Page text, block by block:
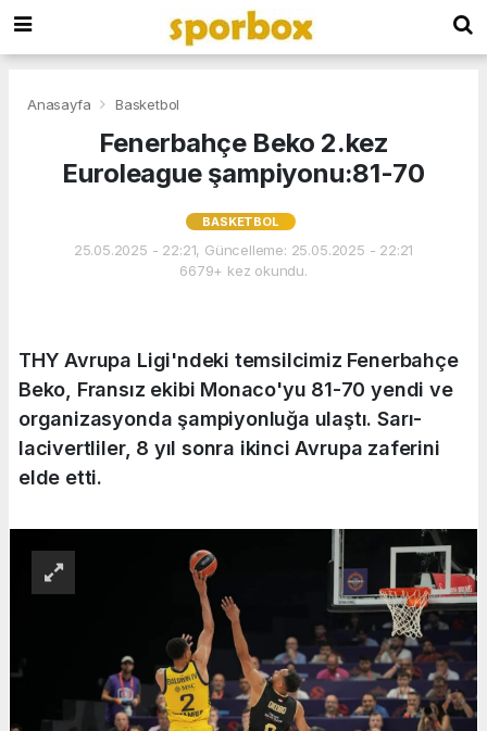
Anasayfa Basketbol
Fenerbahçe Beko 2.kez
Euroleague şampiyonu:81-70
BASKETBOL
25.05.2025 - 22:21, Güncelleme: 25.05.2025 - 22:21
6679+ kez okundu.
THY Avrupa Ligi'ndeki temsilcimiz Fenerbahçe
Beko, Fransız ekibi Monaco'yu 81-70 yendi ve
organizasyonda şampiyonluğa ulaştı. Sarı-
lacivertliler, 8 yıl sonra ikinci Avrupa zaferini
elde etti.